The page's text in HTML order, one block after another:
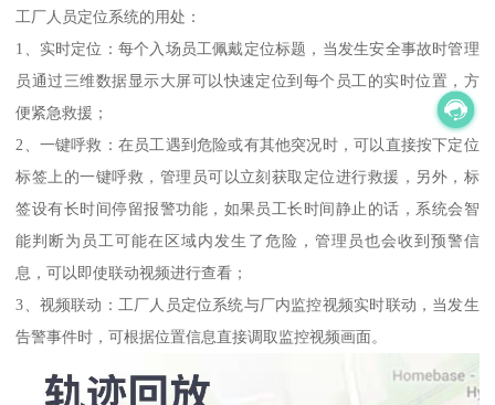
工厂人员定位系统的用处：
1、实时定位：每个入场员工佩戴定位标题，当发生安全事故时管理
员通过三维数据显示大屏可以快速定位到每个员工的实时位置，方
便紧急救援；
2、一键呼救：在员工遇到危险或有其他突况时，可以直接按下定位
标签上的一键呼救，管理员可以立刻获取定位进行救援，另外，标
签设有长时间停留报警功能，如果员工长时间静止的话，系统会智
能判断为员工可能在区域内发生了危险，管理员也会收到预警信
息，可以即使联动视频进行查看；
3、视频联动：工厂人员定位系统与厂内监控视频实时联动，当发生
告警事件时，可根据位置信息直接调取监控视频画面。